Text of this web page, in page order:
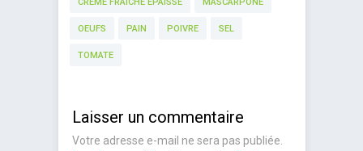
OEUFS PAIN POIVRE SEL
TOMATE
Laisser un commentaire
Votre adresse e-mail ne sera pas publiée.